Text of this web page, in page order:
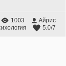
1003
Айрис
5.0/7